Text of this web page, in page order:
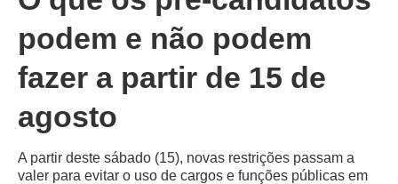
podem e não podem
fazer a partir de 15 de
agosto
A partir deste sábado (15), novas restrições passam a
valer para evitar o uso de cargos e funções públicas em